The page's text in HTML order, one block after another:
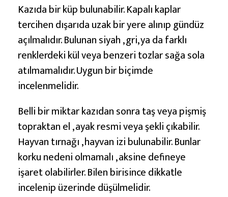
Kazıda bir küp bulunabilir. Kapalı kaplar
tercihen dışarıda uzak bir yere alınıp gündüz
açılmalıdır. Bulunan siyah , gri, ya da farklı
renklerdeki kül veya benzeri tozlar sağa sola
atılmamalıdır. Uygun bir biçimde
incelenmelidir.
Belli bir miktar kazıdan sonra taş veya pişmiş
topraktan el , ayak resmi veya şekli çıkabilir.
Hayvan tırnağı , hayvan izi bulunabilir. Bunlar
korku nedeni olmamalı , aksine defineye
işaret olabilirler. Bilen birisince dikkatle
incelenip üzerinde düşülmelidir.